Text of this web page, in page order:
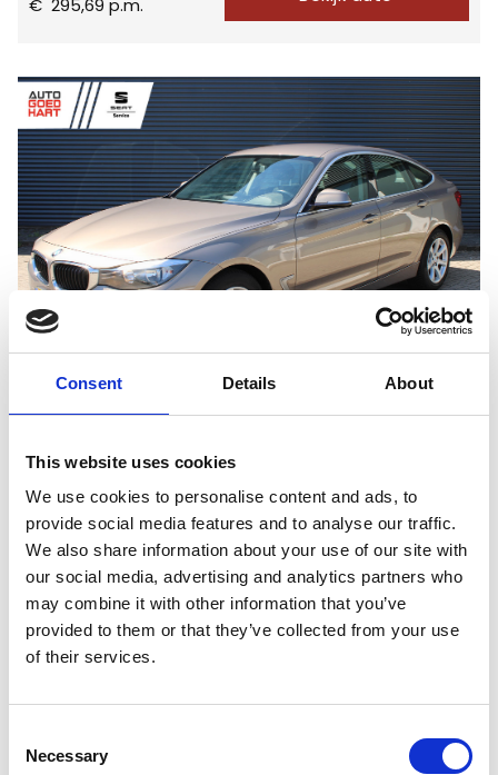
Consent Details About
This website uses cookies
We use cookies to personalise content and ads, to
provide social media features and to analyse our traffic.
We also share information about your use of our site with
our social media, advertising and analytics partners who
may combine it with other information that you’ve
provided to them or that they’ve collected from your use
of their services.
Selection
Necessary
€295,69 p.m.
BMW 3-serie Gran Turismo
320i Business Navigatie Cruisecontrole
Brandstof
Tellerstand
Bouwjaar
2015
€ 9.895,-
€133,63p.m. Bekijk auto